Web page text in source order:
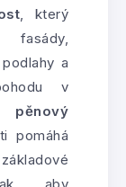
, který
fasády,
a
v
pěnový
pomáhá